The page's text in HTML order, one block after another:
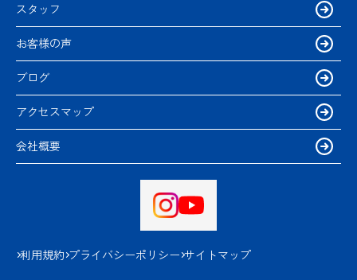
スタッフ
お客様の声
ブログ
アクセスマップ
会社概要
利用規約 プライバシーポリシー サイトマップ